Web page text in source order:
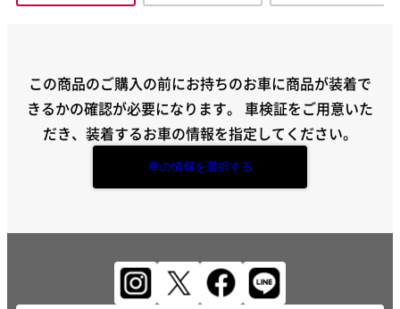
この商品のご購入の前にお持ちのお車に商品が装着で
きるかの確認が必要になります。 車検証をご用意いた
だき、装着するお車の情報を指定してください。
車の情報を選択する